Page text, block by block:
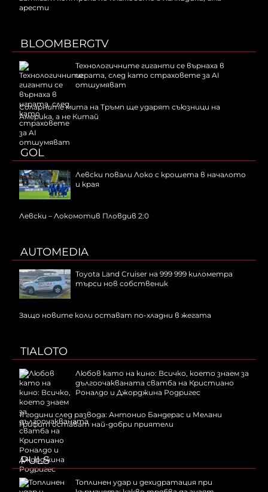
арести
BLOOMBERGTV
Технологичните гиганти се върнаха в
играта, след като страховете за AI
отшумяват
Соларните мита на Тръмп ще ударят съюзници на
Америка, а не Китай
GOL
Левски повали Локо с крошета в началото
и края
Левски – Локомотив Пловдив 2:0
AUTOMEDIA
Toyota Land Cruiser на 999 999 километра
търси нов собственик
Защо новите коли остават по-хладни в жегата
TIALOTO
Любов като на кино: Всичко, което знаем за
дългоочакваната сватба на Кристиано
Роналдо и Джорджина Родригес
11 години след развода: Антонио Бандерас и Мелани
Грифит остават най-добри приятели
PULS
Топлинен удар и дехидратация при